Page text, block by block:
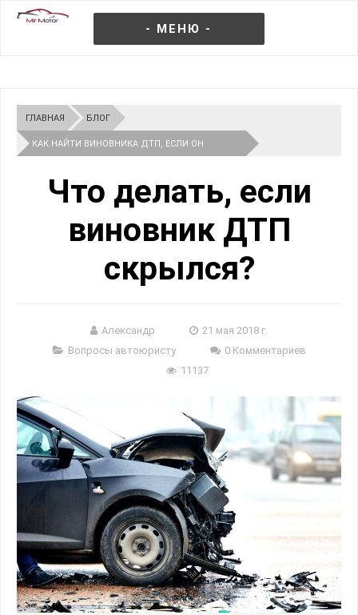
- МЕНЮ -
ГЛАВНАЯ БЛОГ
КАК НАЙТИ ВИНОВНИКА ДТП, ЕСЛИ ОН
Что делать, если
виновник ДТП
скрылся?
Александр
21 мая 2018 г.
Вопросы автоюристу
0 Комментариев
11137